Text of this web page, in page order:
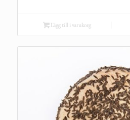
Lägg till i varukorg